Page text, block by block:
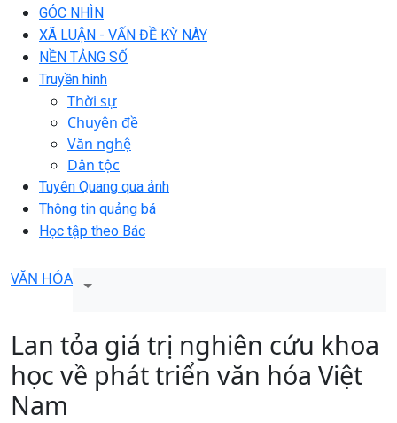
GÓC NHÌN
XÃ LUẬN - VẤN ĐỀ KỲ NÀY
NỀN TẢNG SỐ
Truyền hình
Thời sự
Chuyên đề
Văn nghệ
Dân tộc
Tuyên Quang qua ảnh
Thông tin quảng bá
Học tập theo Bác
VĂN HÓA
Lan tỏa giá trị nghiên cứu khoa
học về phát triển văn hóa Việt
Nam